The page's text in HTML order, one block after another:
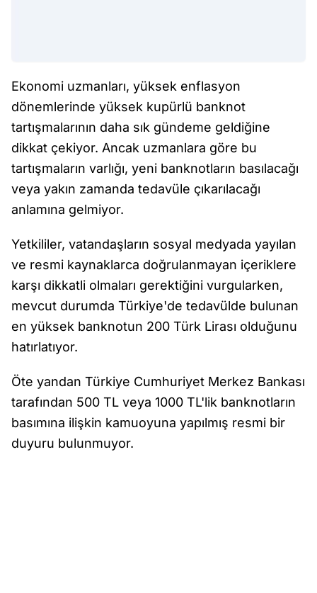
Ekonomi uzmanları, yüksek enflasyon
dönemlerinde yüksek kupürlü banknot
tartışmalarının daha sık gündeme geldiğine
dikkat çekiyor. Ancak uzmanlara göre bu
tartışmaların varlığı, yeni banknotların basılacağı
veya yakın zamanda tedavüle çıkarılacağı
anlamına gelmiyor.
Yetkililer, vatandaşların sosyal medyada yayılan
ve resmi kaynaklarca doğrulanmayan içeriklere
karşı dikkatli olmaları gerektiğini vurgularken,
mevcut durumda Türkiye'de tedavülde bulunan
en yüksek banknotun 200 Türk Lirası olduğunu
hatırlatıyor.
Öte yandan Türkiye Cumhuriyet Merkez Bankası
tarafından 500 TL veya 1000 TL'lik banknotların
basımına ilişkin kamuoyuna yapılmış resmi bir
duyuru bulunmuyor.